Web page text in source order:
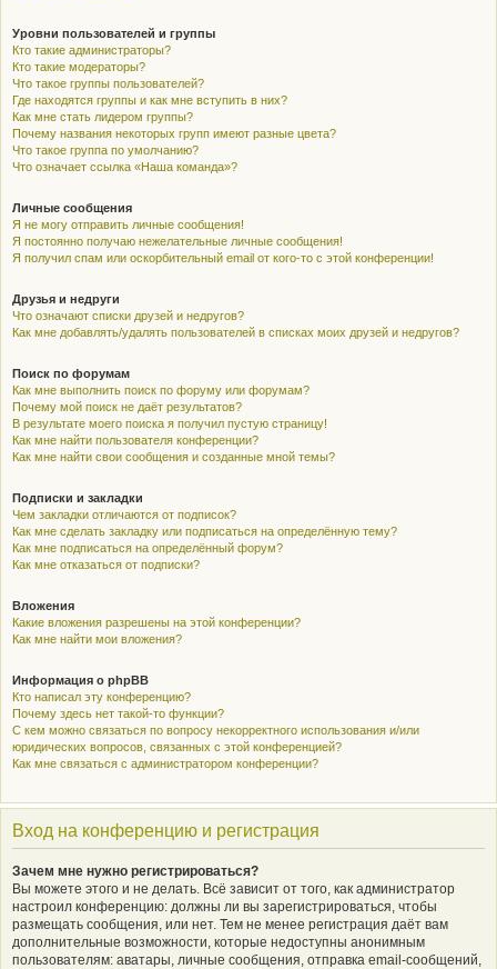
Уровни пользователей и группы
Кто такие администраторы?
Кто такие модераторы?
Что такое группы пользователей?
Где находятся группы и как мне вступить в них?
Как мне стать лидером группы?
Почему названия некоторых групп имеют разные цвета?
Что такое группа по умолчанию?
Что означает ссылка «Наша команда»?
Личные сообщения
Я не могу отправить личные сообщения!
Я постоянно получаю нежелательные личные сообщения!
Я получил спам или оскорбительный email от кого-то с этой конференции!
Друзья и недруги
Что означают списки друзей и недругов?
Как мне добавлять/удалять пользователей в списках моих друзей и недругов?
Поиск по форумам
Как мне выполнить поиск по форуму или форумам?
Почему мой поиск не даёт результатов?
В результате моего поиска я получил пустую страницу!
Как мне найти пользователя конференции?
Как мне найти свои сообщения и созданные мной темы?
Подписки и закладки
Чем закладки отличаются от подписок?
Как мне сделать закладку или подписаться на определённую тему?
Как мне подписаться на определённый форум?
Как мне отказаться от подписки?
Вложения
Какие вложения разрешены на этой конференции?
Как мне найти мои вложения?
Информация о phpBB
Кто написал эту конференцию?
Почему здесь нет такой-то функции?
С кем можно связаться по вопросу некорректного использования и/или
юридических вопросов, связанных с этой конференцией?
Как мне связаться с администратором конференции?
Вход на конференцию и регистрация
Зачем мне нужно регистрироваться?
Вы можете этого и не делать. Всё зависит от того, как администратор
настроил конференцию: должны ли вы зарегистрироваться, чтобы
размещать сообщения, или нет. Тем не менее регистрация даёт вам
дополнительные возможности, которые недоступны анонимным
пользователям: аватары, личные сообщения, отправка email-сообщений,